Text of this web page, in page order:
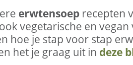
erwtensoep recepten
vegetarische en
hoe je stap voor stap
het je graag uit in deze